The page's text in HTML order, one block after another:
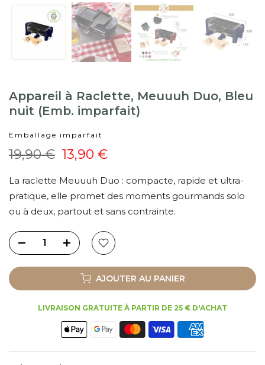
Appareil à Raclette, Meuuuh Duo, Bleu
nuit (Emb. imparfait)
Emballage imparfait
19,90 € 13,90 €
La raclette Meuuuh Duo : compacte, rapide et ultra-
pratique, elle promet des moments gourmands solo
ou à deux, partout et sans contrainte.
AJOUTER AU PANIER
LIVRAISON GRATUITE À PARTIR DE 25 € D'ACHAT